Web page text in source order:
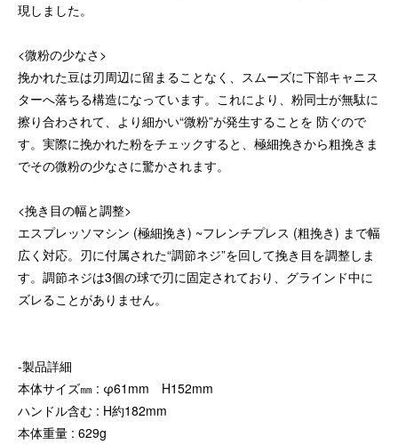
現しました。
<微粉の少なさ>
挽かれた豆は刃周辺に留まることなく、スムーズに下部キャニス
ターへ落ちる構造になっています。これにより、粉同士が無駄に
擦り合わされて、より細かい“微粉”が発生することを 防ぐので
す。実際に挽かれた粉をチェックすると、極細挽きから粗挽きま
でその微粉の少なさに驚かされます。
<挽き目の幅と調整>
エスプレッソマシン (極細挽き) ~フレンチプレス (粗挽き) まで幅
広く対応。刃に付属された“調節ネジ”を回して挽き目を調整しま
す。調節ネジは3個の球で刃に固定されており、グラインド中に
ズレることがありません。
-製品詳細
本体サイズ㎜ : φ61mm H152mm
ハンドル含む : H約182mm
本体重量 : 629g